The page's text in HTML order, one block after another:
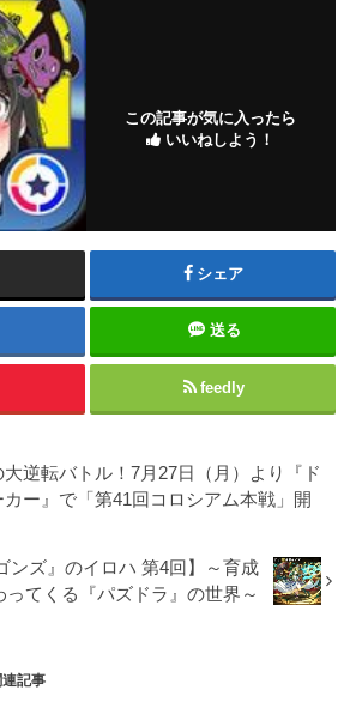
この記事が気に入ったら
いいねしよう！
シェア
送る
feedly
逆転バトル！7月27日（月）より『ド
カー』で「第41回コロシアム本戦」開
ンズ』のイロハ 第4回】～育成
ってくる『パズドラ』の世界～
連記事